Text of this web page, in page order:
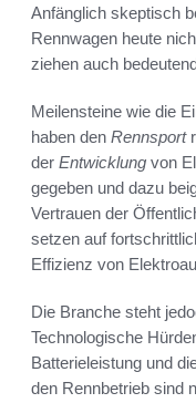
Anfänglich skeptisch
Rennwagen heute
ziehen auch
Meilensteine wie die
haben den Rennsport
der Entwicklung von
gegeben und dazu
Vertrauen der
setzen auf
Effizienz von
Die Branche steht
Technologische
Batterieleistung und
den Rennbetrieb sind